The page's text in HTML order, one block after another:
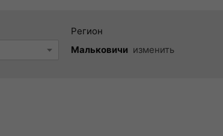
Регион
Мальковичи изменить